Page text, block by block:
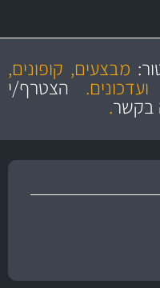
מחירים
הוגנים
מוצרים איכותי
מבצעים, קופונים,
הצטרף/י
בקשר.